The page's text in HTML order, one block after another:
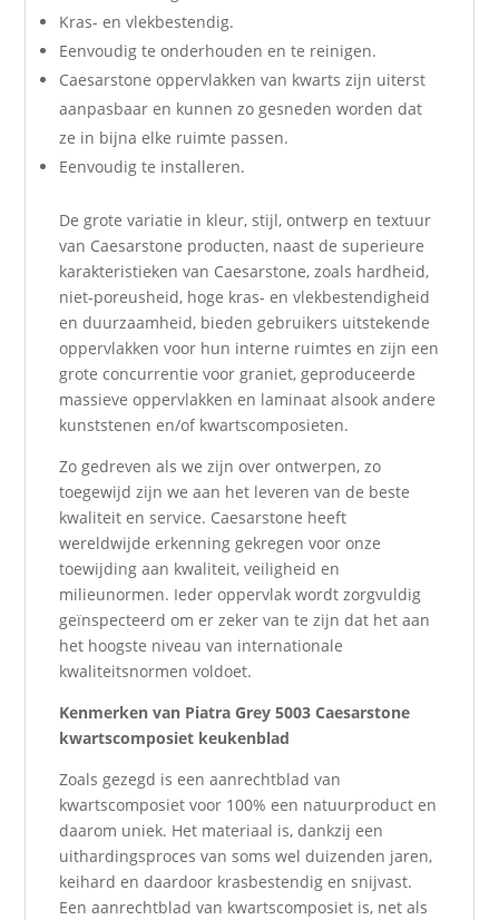
Kras- en vlekbestendig.
Eenvoudig te onderhouden en te reinigen.
Caesarstone oppervlakken van kwarts zijn uiterst
aanpasbaar en kunnen zo gesneden worden dat
ze in bijna elke ruimte passen.
Eenvoudig te installeren.
De grote variatie in kleur, stijl, ontwerp en textuur
van Caesarstone producten, naast de superieure
karakteristieken van Caesarstone, zoals hardheid,
niet-poreusheid, hoge kras- en vlekbestendigheid
en duurzaamheid, bieden gebruikers uitstekende
oppervlakken voor hun interne ruimtes en zijn een
grote concurrentie voor graniet, geproduceerde
massieve oppervlakken en laminaat alsook andere
kunststenen en/of kwartscomposieten.
Zo gedreven als we zijn over ontwerpen, zo
toegewijd zijn we aan het leveren van de beste
kwaliteit en service. Caesarstone heeft
wereldwijde erkenning gekregen voor onze
toewijding aan kwaliteit, veiligheid en
milieunormen. Ieder oppervlak wordt zorgvuldig
geïnspecteerd om er zeker van te zijn dat het aan
het hoogste niveau van internationale
kwaliteitsnormen voldoet.
Kenmerken van Piatra Grey 5003 Caesarstone
kwartscomposiet keukenblad
Zoals gezegd is een aanrechtblad van
kwartscomposiet voor 100% een natuurproduct en
daarom uniek. Het materiaal is, dankzij een
uithardingsproces van soms wel duizenden jaren,
keihard en daardoor krasbestendig en snijvast.
Een aanrechtblad van kwartscomposiet is, net als